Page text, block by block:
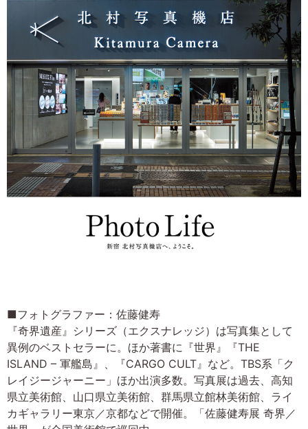
■フォトグラファー：佐藤健寿
『奇界遺産』シリーズ（エクスナレッジ）は写真集として
異例のベストセラーに。ほか著書に『世界』『THE
ISLAND – 軍艦島』、『CARGO CULT』など。TBS系「ク
レイジージャーニー」ほか出演多数。写真展は過去、高知
県立美術館、山口県立美術館、群馬県立館林美術館、ライ
カギャラリー東京／京都などで開催。「佐藤健寿展 奇界／